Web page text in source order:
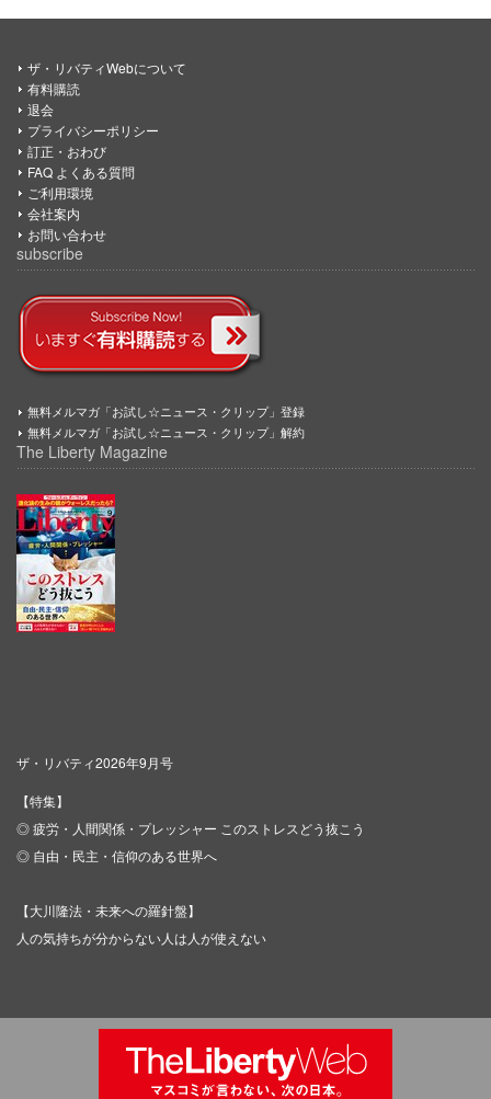
ザ・リバティWebについて
有料購読
退会
プライバシーポリシー
訂正・おわび
FAQ よくある質問
ご利用環境
会社案内
お問い合わせ
subscribe
無料メルマガ「お試し☆ニュース・クリップ」登録
無料メルマガ「お試し☆ニュース・クリップ」解約
The Liberty Magazine
ザ・リバティ2026年9月号
【特集】
◎ 疲労・人間関係・プレッシャー このストレスどう抜こう
◎ 自由・民主・信仰のある世界へ
【大川隆法・未来への羅針盤】
人の気持ちが分からない人は人が使えない